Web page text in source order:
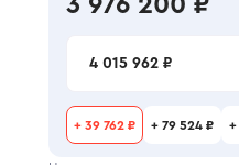
3 976 200 ₽
4 015 962 ₽
+ 39 762 ₽ + 79 524 ₽ +